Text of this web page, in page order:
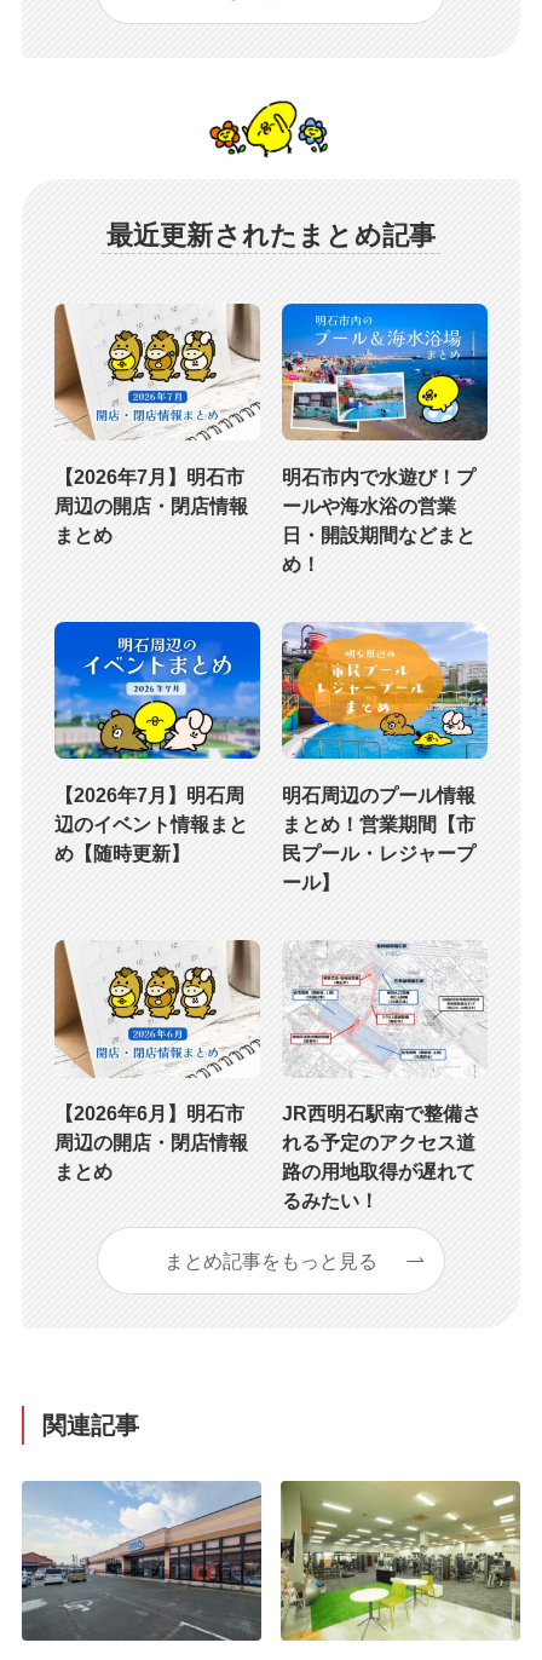
最近更新されたまとめ記事
【2026年7月】明石市
周辺の開店・閉店情報
まとめ
明石市内で水遊び！プ
ールや海水浴の営業
日・開設期間などまと
め！
【2026年7月】明石周
辺のイベント情報まと
め【随時更新】
明石周辺のプール情報
まとめ！営業期間【市
民プール・レジャープ
ール】
【2026年6月】明石市
周辺の開店・閉店情報
まとめ
JR西明石駅南で整備さ
れる予定のアクセス道
路の用地取得が遅れて
るみたい！
まとめ記事をもっと見る
関連記事